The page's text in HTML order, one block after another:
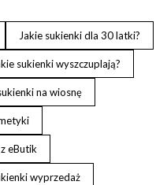
Jakie sukienki dla 30 latki?
sukienki wyszczuplają?
na wiosnę
eButik
wyprzedaż